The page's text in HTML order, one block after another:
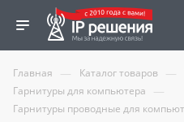
Главная — Каталог товаров —
Гарнитуры для компьютера —
Гарнитуры проводные для